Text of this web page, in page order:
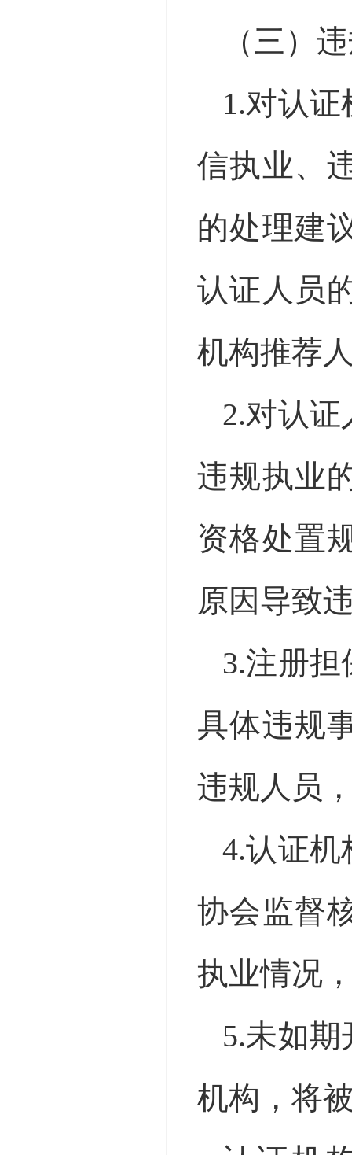
（三）
1.对认
信执业、
的处理建
认证人员
机构推荐
2.对认
违规执业
资格处置
原因导致
3.注册
具体违规
违规人员
4.认证
协会监督
执业情况
5.未如
机构，将